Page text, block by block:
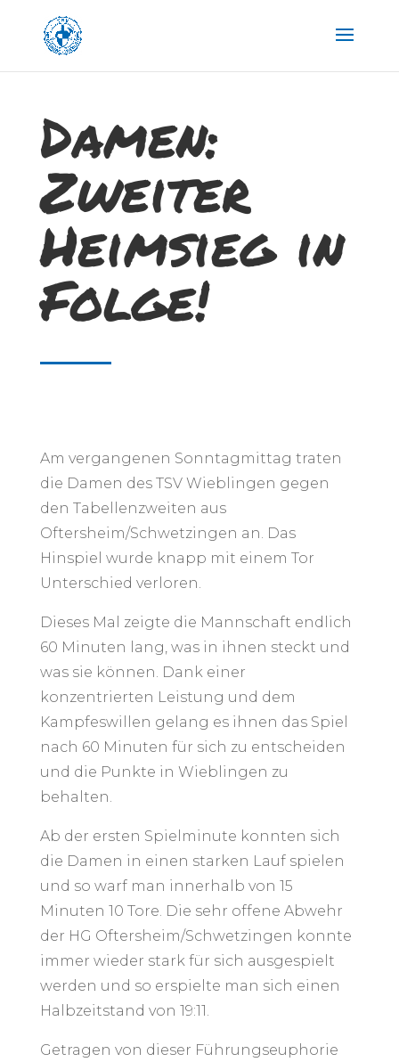
Damen:
Zweiter
Heimsieg in
Folge!
Am vergangenen Sonntagmittag traten
die Damen des TSV Wieblingen gegen
den Tabellenzweiten aus
Oftersheim/Schwetzingen an. Das
Hinspiel wurde knapp mit einem Tor
Unterschied verloren.
Dieses Mal zeigte die Mannschaft endlich
60 Minuten lang, was in ihnen steckt und
was sie können. Dank einer
konzentrierten Leistung und dem
Kampfeswillen gelang es ihnen das Spiel
nach 60 Minuten für sich zu entscheiden
und die Punkte in Wieblingen zu
behalten.
Ab der ersten Spielminute konnten sich
die Damen in einen starken Lauf spielen
und so warf man innerhalb von 15
Minuten 10 Tore. Die sehr offene Abwehr
der HG Oftersheim/Schwetzingen konnte
immer wieder stark für sich ausgespielt
werden und so erspielte man sich einen
Halbzeitstand von 19:11.
Getragen von dieser Führungseuphorie